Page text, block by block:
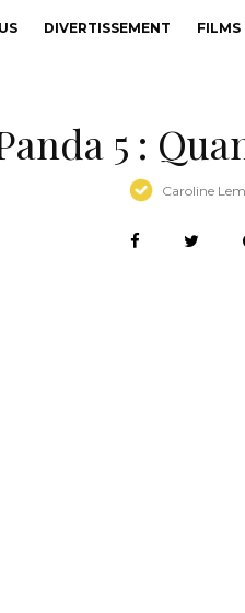
DIVERTISSEMENT FILMS
5 :
Caroline